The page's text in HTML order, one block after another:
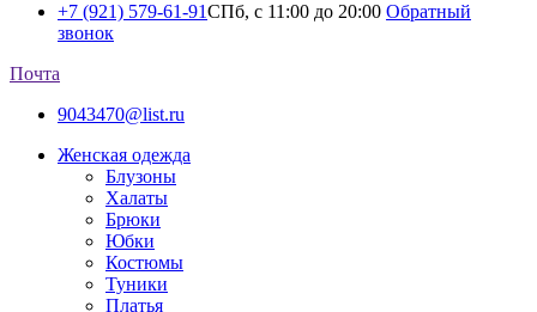
+7 (921) 579-61-91СПб, с 11:00 до 20:00 Обратный
звонок
Почта
9043470@list.ru
Женская одежда
Блузоны
Халаты
Брюки
Юбки
Костюмы
Туники
Платья